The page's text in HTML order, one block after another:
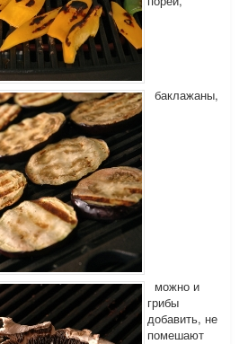
баклажаны,
можно и
грибы
добавить, не
помешают